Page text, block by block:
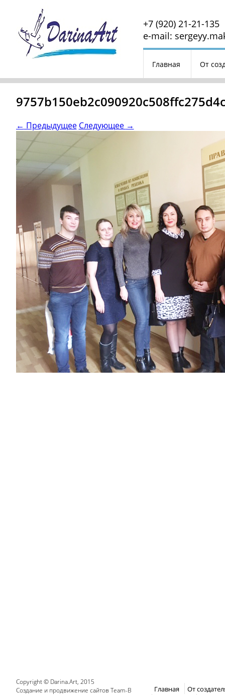
+7 (920) 21-21-135
e-mail:
Главная От
← Предыдущее Следующее →
Copyright © Darina.Art, 2015
Создание и продвижение сайтов Team-B Главная
От